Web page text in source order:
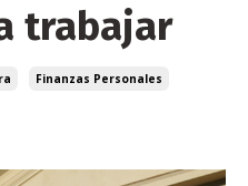
trabajar
Finanzas Personales